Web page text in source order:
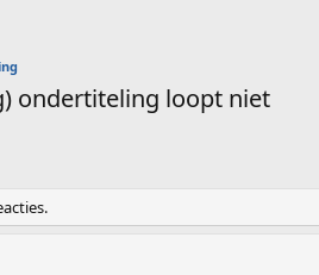
ondertiteling loopt niet